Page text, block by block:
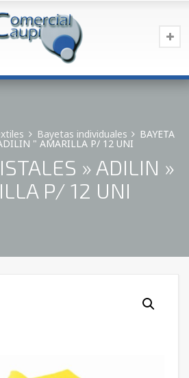
Bayetas individuales BAYETA
" AMARILLA P/ 12 UNI
» ADILIN »
P/ 12 UNI